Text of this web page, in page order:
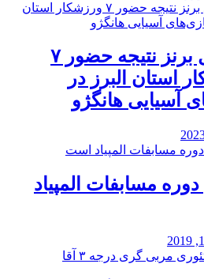
۲ مدال برنز نتیجه حضور ۷
استان البرز در
آسیایی هانگژو
مسابفات المپیاد